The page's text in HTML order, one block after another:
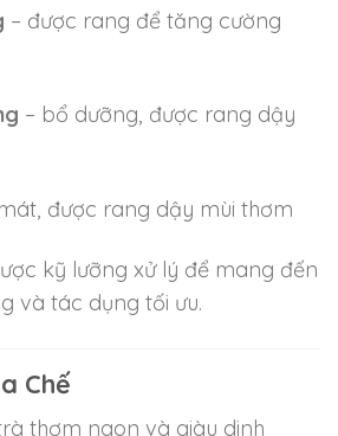
– được rang để tăng cường
– bổ dưỡng, được rang dậy
được rang dậy mùi thơm
kỹ lưỡng xử lý để mang đến
và tác dụng tối ưu.
Chế
thơm ngon và giàu dinh